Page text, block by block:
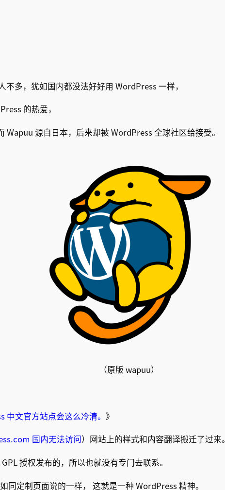
多，犹如国内都没法好好用 WordPress 一样，
的热爱，
源自日本，后来却被 WordPress 全球社区给接受。
（原版 wapuu）
中文官方站点会这么冷清。 》
国内无法访问）网站上的样式和内容翻译搬迁了过来。
授权发布的，所以也就没有专门去联系。
定制页面说的一样， 这就是一种 WordPress 精神。